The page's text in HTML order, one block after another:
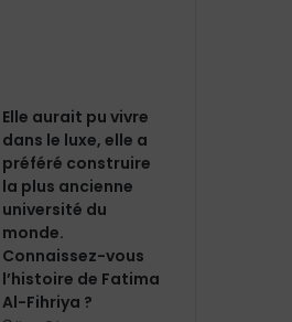
Elle aurait pu vivre
dans le luxe, elle a
préféré construire
la plus ancienne
université du
monde.
Connaissez-vous
l’histoire de Fatima
Al-Fihriya ?